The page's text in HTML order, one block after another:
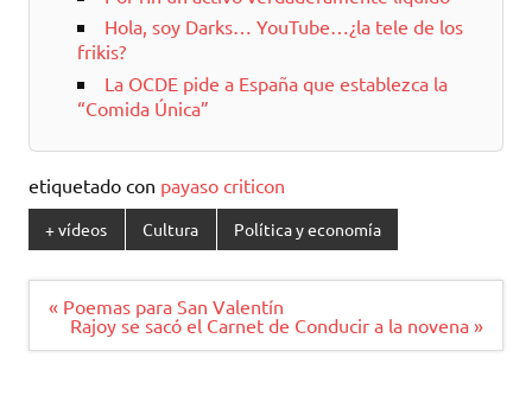
Hola, soy Darks… YouTube…¿la tele de los
frikis?
La OCDE pide a España que establezca la
“Comida Única”
etiquetado con payaso criticon
+ vídeos Cultura Política y economía
Navegación
entradas
« Poemas para San Valentín
Rajoy se sacó el Carnet de Conducir a la novena »